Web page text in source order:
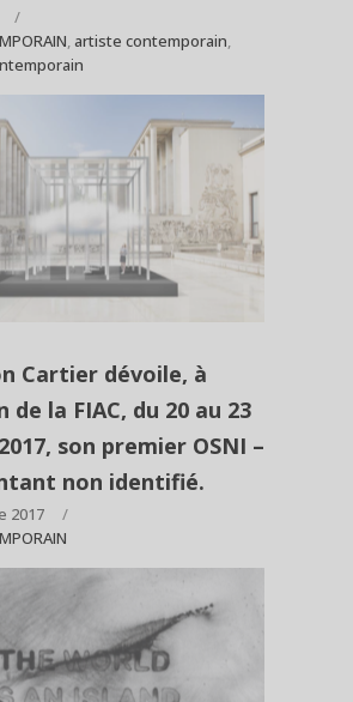
, artiste contemporain,
Cartier dévoile, à
de la FIAC, du 20 au 23
son premier OSNI –
non identifié.
2017